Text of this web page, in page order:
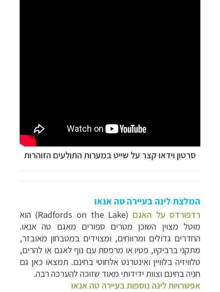
סרטון וידאו קצר על שייט במערות התולעים הזוהרות
המלצת לינה בעיירה טה אנאו
רדפורדס על האגם (
Radfords on the Lake) הוא
מוטל מצוין השוכן מטרים ספורים מאגם טה אנאו.
החדרים גדולים ומרווחים, ומצוידים במטבחון מאובזר,
מתקני ברביקיו, פטיו או מרפסת עם נוף לאגם או להרים,
טלוויזיה בלוויין ואינטרנט אלחוטי בחינם. תמצאו כאן גם
חניה בחינם וצוות ידידותי מאוד שזוכה להערכה רבה.
אפשרויות לינה נוספות בעיירה טה אנאו